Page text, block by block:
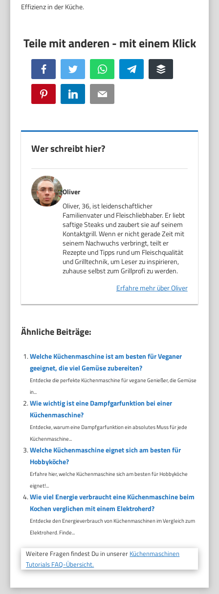
Effizienz in der Küche.
Facebook Twitter WhatsApp Telegram Buffer
Pinterest LinkedIn Email
Wer schreibt hier?
Oliver
Oliver, 36, ist leidenschaftlicher
Familienvater und Fleischliebhaber. Er liebt
saftige Steaks und zaubert sie auf seinem
Kontaktgrill. Wenn er nicht gerade Zeit mit
seinem Nachwuchs verbringt, teilt er
Rezepte und Tipps rund um Fleischqualität
und Grilltechnik, um Leser zu inspirieren,
zuhause selbst zum Grillprofi zu werden.
Erfahre mehr über Oliver
Ähnliche Beiträge:
Welche Küchenmaschine ist am besten für Veganer
geeignet, die viel Gemüse zubereiten?
Entdecke die perfekte Küchenmaschine für vegane Genießer, die Gemüse
in...
Wie wichtig ist eine Dampfgarfunktion bei einer
Küchenmaschine?
Entdecke, warum eine Dampfgarfunktion ein absolutes Muss für jede
Küchenmaschine...
Welche Küchenmaschine eignet sich am besten für
Hobbyköche?
Erfahre hier, welche Küchenmaschine sich am besten für Hobbyköche
eignet!...
Wie viel Energie verbraucht eine Küchenmaschine beim
Kochen verglichen mit einem Elektroherd?
Entdecke den Energieverbrauch von Küchenmaschinen im Vergleich zum
Elektroherd. Finde...
Weitere Fragen findest Du in unserer Küchenmaschinen
Tutorials FAQ-Übersicht.